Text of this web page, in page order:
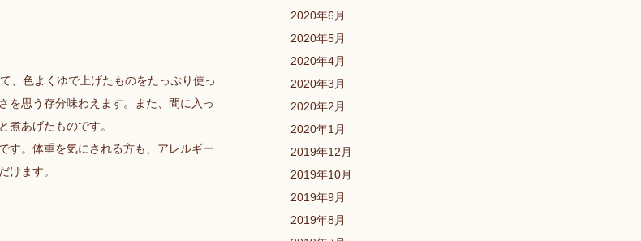
、色よくゆで上げたものをたっぷり使っ
を思う存分味わえます。また、間に入っ
煮あげたものです。
す。体重を気にされる方も、アレルギー
けます。
2020年6月
2020年5月
2020年4月
2020年3月
2020年2月
2020年1月
2019年12月
2019年10月
2019年9月
2019年8月